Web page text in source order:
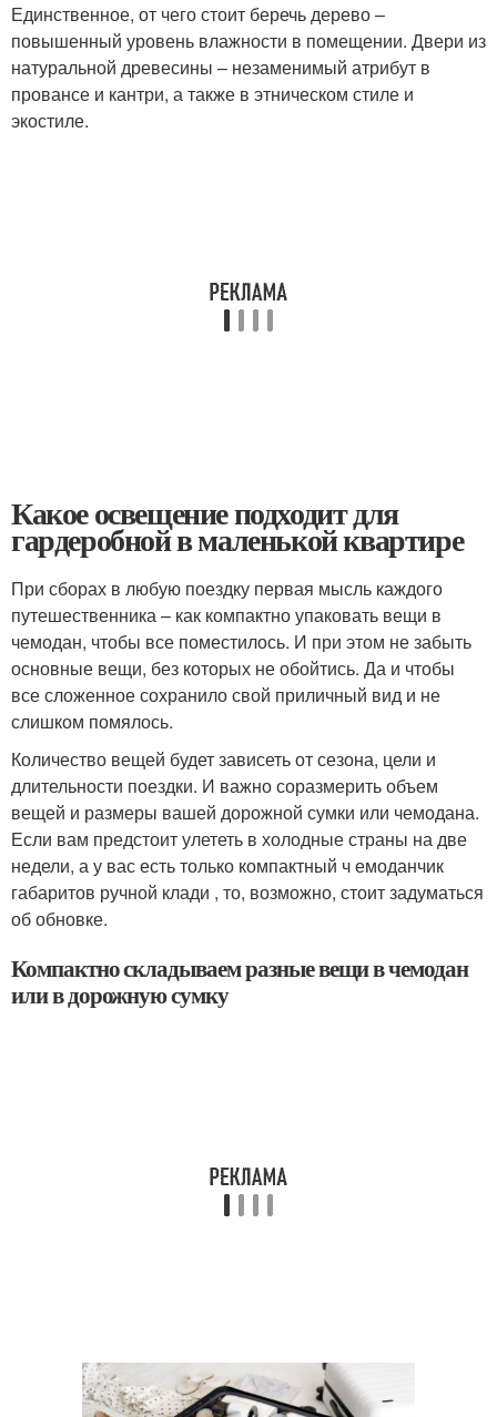
Единственное, от чего стоит беречь дерево –
повышенный уровень влажности в помещении. Двери из
натуральной древесины – незаменимый атрибут в
провансе и кантри, а также в этническом стиле и
экостиле.
Какое освещение подходит для
гардеробной в маленькой квартире
При сборах в любую поездку первая мысль каждого
путешественника – как компактно упаковать вещи в
чемодан, чтобы все поместилось. И при этом не забыть
основные вещи, без которых не обойтись. Да и чтобы
все сложенное сохранило свой приличный вид и не
слишком помялось.
Количество вещей будет зависеть от сезона, цели и
длительности поездки. И важно соразмерить объем
вещей и размеры вашей дорожной сумки или чемодана.
Если вам предстоит улететь в холодные страны на две
недели, а у вас есть только компактный ч емоданчик
габаритов ручной клади , то, возможно, стоит задуматься
об обновке.
Компактно складываем разные вещи в чемодан
или в дорожную сумку